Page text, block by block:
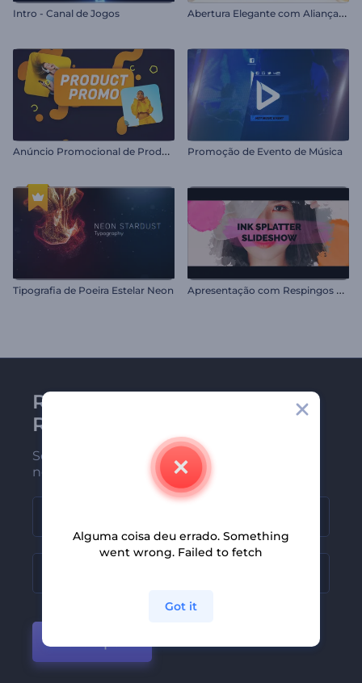
Intro - Canal de Jogos A
bertura Elegante com Alianças de Casamento
A
núncio Promocional de Produto e Varejo Promoção de Evento de Música
Tipografia de Poeira Estelar Neon A
presentação com Respingos de Tinta
Receba a newsletter da
Renderforest
Seja um dos primeiros a receber
nossas últimas novidades e ofertas
Alguma coisa deu errado. Something
went wrong. Failed to fetch
Got it